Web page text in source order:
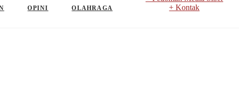
OPINI OLAHRAGA
+ Kontak